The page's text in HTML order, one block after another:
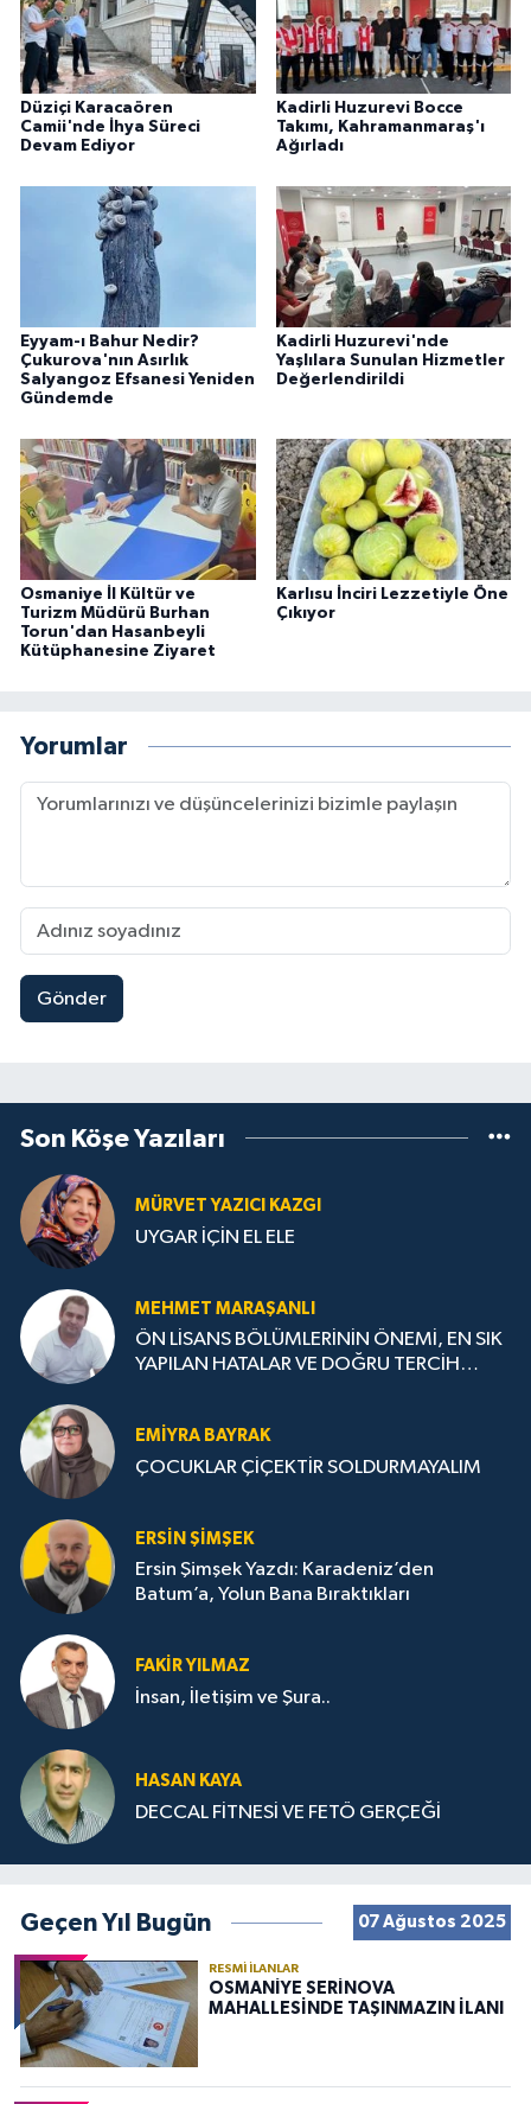
Düziçi Karacaören
Camii'nde İhya Süreci
Devam Ediyor
Kadirli Huzurevi Bocce
Takımı, Kahramanmaraş'ı
Ağırladı
Eyyam-ı Bahur Nedir?
Çukurova'nın Asırlık
Salyangoz Efsanesi Yeniden
Gündemde
Kadirli Huzurevi'nde
Yaşlılara Sunulan Hizmetler
Değerlendirildi
Osmaniye İl Kültür ve
Turizm Müdürü Burhan
Torun'dan Hasanbeyli
Kütüphanesine Ziyaret
Karlısu İnciri Lezzetiyle Öne
Çıkıyor
Yorumlar
Gönder
Son Köşe Yazıları
MÜRVET YAZICI KAZGI
UYGAR İÇİN EL ELE
MEHMET MARAŞANLI
ÖN LİSANS BÖLÜMLERİNİN ÖNEMİ, EN SIK
YAPILAN HATALAR VE DOĞRU TERCİH
EMIYRA BAYRAK
ÇOCUKLAR ÇİÇEKTİR SOLDURMAYALIM
ERSIN ŞIMŞEK
Ersin Şimşek Yazdı: Karadeniz’den
Batum’a, Yolun Bana Bıraktıkları
FAKIR YILMAZ
İnsan, İletişim ve Şura..
HASAN KAYA
DECCAL FİTNESİ VE FETÖ GERÇEĞİ
Geçen Yıl Bugün 07 Ağustos 2025
RESMI İLANLAR
OSMANİYE SERİNOVA
MAHALLESİNDE TAŞINMAZIN İLANI